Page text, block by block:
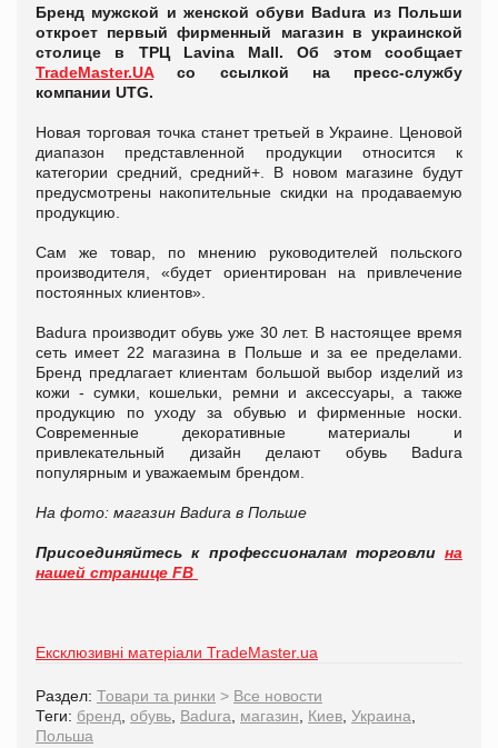
Бренд мужской и женской обуви Badura из Польши
откроет первый фирменный магазин в украинской
столице в ТРЦ Lavina Mall. Об этом сообщает
TradeMaster.UAсо ссылкой на пресс-службу
компании UTG.
Новая торговая точка станет третьей в Украине. Ценовой
диапазон представленной продукции относится к
категории средний, средний+. В новом магазине будут
предусмотрены накопительные скидки на продаваемую
продукцию.
Сам же товар, по мнению руководителей польского
производителя, «будет ориентирован на привлечение
постоянных клиентов».
Badura производит обувь уже 30 лет. В настоящее время
сеть имеет 22 магазина в Польше и за ее пределами.
Бренд предлагает клиентам большой выбор изделий из
кожи - сумки, кошельки, ремни и аксессуары, а также
продукцию по уходу за обувью и фирменные носки.
Современные декоративные материалы и
привлекательный дизайн делают обувь Badura
популярным и уважаемым брендом.
На фото: магазин Badura в Польше
Присоединяйтесь к профессионалам торговли на
нашей странице FB
Ексклюзивні матеріали TradeMaster.ua
Раздел: Товари та ринки > Все новости
Теги: бренд обувь Badura магазин Киев Украина
Польша